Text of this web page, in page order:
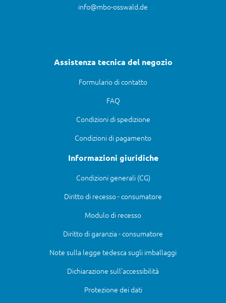
info@mbo-osswald.de
Assistenza tecnica del negozio
Formulario di contatto
FAQ
Condizioni di spedizione
Condizioni di pagamento
Informazioni giuridiche
Condizioni generali (CG)
Diritto di recesso - consumatore
Modulo di recesso
Diritto di garanzia - consumatore
Note sulla legge tedesca sugli imballaggi
Dichiarazione sull'accessibilità
Protezione dei dati